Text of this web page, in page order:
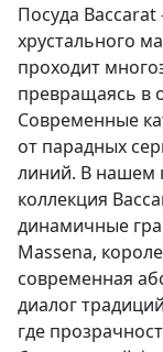
Посуда
хрустального
проходит
превращаясь в
Современные
от парадных
линий. В нашем
коллекция
динамичные
Massena,
современная
диалог
где